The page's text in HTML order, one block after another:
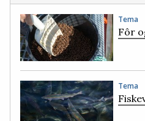
Tema
Fôr
Tema